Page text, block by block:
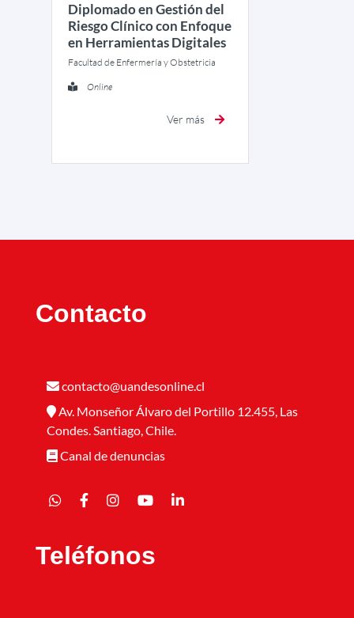
Diplomado en Gestión del
Riesgo Clínico con Enfoque
en Herramientas Digitales
Facultad de Enfermería y Obstetricia
Online
Ver más
Contacto
contacto@uandesonline.cl
Av. Monseñor Álvaro del Portillo 12.455, Las
Condes. Santiago, Chile.
Canal de denuncias
Teléfonos